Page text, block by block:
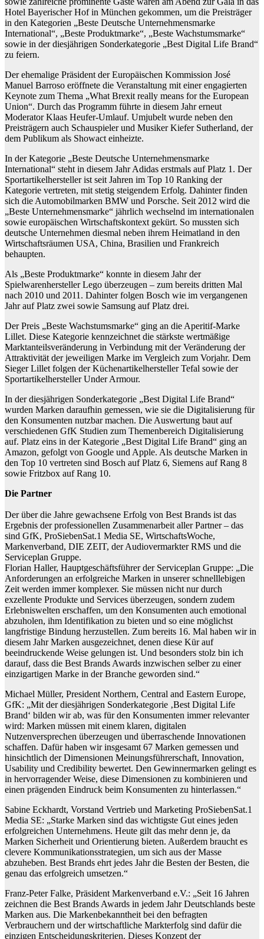
Hotel Bayerischer Hof in München gekommen, um die Preisträger
in den Kategorien „Beste Deutsche Unternehmensmarke
International“, „Beste Produktmarke“, „Beste Wachstumsmarke“
sowie in der diesjährigen Sonderkategorie „Best Digital Life Brand“
zu feiern.
Der ehemalige Präsident der Europäischen Kommission José
Manuel Barroso eröffnete die Veranstaltung mit einer engagierten
Keynote zum Thema „What Brexit really means for the European
Union“. Durch das Programm führte in diesem Jahr erneut
Moderator Klaas Heufer-Umlauf. Umjubelt wurde neben den
Preisträgern auch Schauspieler und Musiker Kiefer Sutherland, der
dem Publikum als Showact einheizte.
In der Kategorie „Beste Deutsche Unternehmensmarke
International“ steht in diesem Jahr Adidas erstmals auf Platz 1. Der
Sportartikelhersteller ist seit Jahren im Top 10 Ranking der
Kategorie vertreten, mit stetig steigendem Erfolg. Dahinter finden
sich die Automobilmarken BMW und Porsche. Seit 2012 wird die
„Beste Unternehmensmarke“ jährlich wechselnd im internationalen
sowie europäischen Wirtschaftskontext gekürt. So mussten sich
deutsche Unternehmen diesmal neben ihrem Heimatland in den
Wirtschaftsräumen USA, China, Brasilien und Frankreich
behaupten.
Als „Beste Produktmarke“ konnte in diesem Jahr der
Spielwarenhersteller Lego überzeugen – zum bereits dritten Mal
nach 2010 und 2011. Dahinter folgen Bosch wie im vergangenen
Jahr auf Platz zwei sowie Samsung auf Platz drei.
Der Preis „Beste Wachstumsmarke“ ging an die Aperitif-Marke
Lillet. Diese Kategorie kennzeichnet die stärkste wertmäßige
Marktanteilsveränderung in Verbindung mit der Veränderung der
Attraktivität der jeweiligen Marke im Vergleich zum Vorjahr. Dem
Sieger Lillet folgen der Küchenartikelhersteller Tefal sowie der
Sportartikelhersteller Under Armour.
In der diesjährigen Sonderkategorie „Best Digital Life Brand“
wurden Marken daraufhin gemessen, wie sie die Digitalisierung für
den Konsumenten nutzbar machen. Die Auswertung baut auf
verschiedenen GfK Studien zum Themenbereich Digitalisierung
auf. Platz eins in der Kategorie „Best Digital Life Brand“ ging an
Amazon, gefolgt von Google und Apple. Als deutsche Marken in
den Top 10 vertreten sind Bosch auf Platz 6, Siemens auf Rang 8
sowie Fritzbox auf Rang 10.
Die Partner
Der über die Jahre gewachsene Erfolg von Best Brands ist das
Ergebnis der professionellen Zusammenarbeit aller Partner – das
sind GfK, ProSiebenSat.1 Media SE, WirtschaftsWoche,
Markenverband, DIE ZEIT, der Audiovermarkter RMS und die
Serviceplan Gruppe.
Florian Haller, Hauptgeschäftsführer der Serviceplan Gruppe: „Die
Anforderungen an erfolgreiche Marken in unserer schnelllebigen
Zeit werden immer komplexer. Sie müssen nicht nur durch
exzellente Produkte und Services überzeugen, sondern zudem
Erlebniswelten erschaffen, um den Konsumenten auch emotional
abzuholen, ihm Identifikation zu bieten und so eine möglichst
langfristige Bindung herzustellen. Zum bereits 16. Mal haben wir in
diesem Jahr Marken ausgezeichnet, denen diese Kür auf
beeindruckende Weise gelungen ist. Und besonders stolz bin ich
darauf, dass die Best Brands Awards inzwischen selber zu einer
einzigartigen Marke in der Branche geworden sind.“
Michael Müller, President Northern, Central and Eastern Europe,
GfK: „Mit der diesjährigen Sonderkategorie ‚Best Digital Life
Brand‘ bilden wir ab, was für den Konsumenten immer relevanter
wird: Marken müssen mit einem klaren, digitalen
Nutzenversprechen überzeugen und überraschende Innovationen
schaffen. Dafür haben wir insgesamt 67 Marken gemessen und
hinsichtlich der Dimensionen Meinungsführerschaft, Innovation,
Usability und Credibility bewertet. Den Gewinnermarken gelingt es
in hervorragender Weise, diese Dimensionen zu kombinieren und
einen prägenden Eindruck beim Konsumenten zu hinterlassen.“
Sabine Eckhardt, Vorstand Vertrieb und Marketing ProSiebenSat.1
Media SE: „Starke Marken sind das wichtigste Gut eines jeden
erfolgreichen Unternehmens. Heute gilt das mehr denn je, da
Marken Sicherheit und Orientierung bieten. Außerdem braucht es
clevere Kommunikationsstrategien, um sich aus der Masse
abzuheben. Best Brands ehrt jedes Jahr die Besten der Besten, die
genau das erfolgreich umsetzen.“
Franz-Peter Falke, Präsident Markenverband e.V.: „Seit 16 Jahren
zeichnen die Best Brands Awards in jedem Jahr Deutschlands beste
Marken aus. Die Markenbekanntheit bei den befragten
Verbrauchern und der wirtschaftliche Markterfolg sind dafür die
einzigen Entscheidungskriterien. Dieses Konzept der